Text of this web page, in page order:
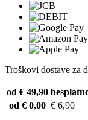
Troškovi dostave za
od € 49,90
od € 0,00 € 6,90